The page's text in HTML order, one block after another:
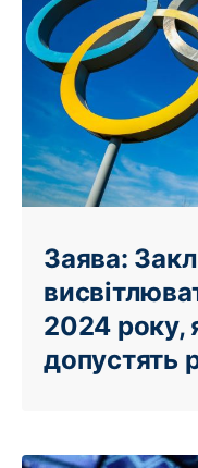
Заява:
2024 року,
допустять